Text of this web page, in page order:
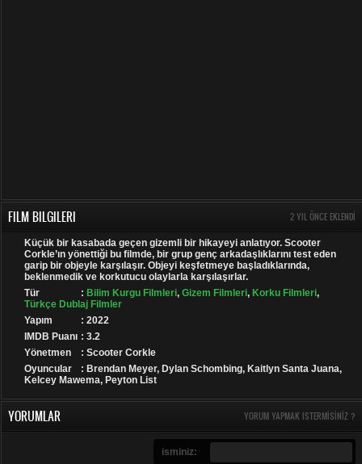
FILM BILGILERI 2 YIL ÖNCE EKLENDI
Küçük bir kasabada geçen gizemli bir hikayeyi anlatıyor. Scooter
Corkle’ın yönettiği bu filmde, bir grup genç arkadaşlıklarını test eden
garip bir objeyle karşılaşır. Objeyi keşfetmeye başladıklarında,
beklenmedik ve korkutucu olaylarla karşılaşırlar.
Tür
: Bilim Kurgu Filmleri, Gizem Filmleri, Korku Filmleri,
Türkçe Dublaj Filmler
Yapım
: 2022
IMDB Puanı : 3.2
Yönetmen
: Scooter Corkle
Oyuncular
: Brendan Meyer, Dylan Schombing, Kaitlyn Santa Juana,
Kelcey Mawema, Peyton List
YORUMLAR YORUM YAPMAK ISTERMISINIZ ?
isminiz: